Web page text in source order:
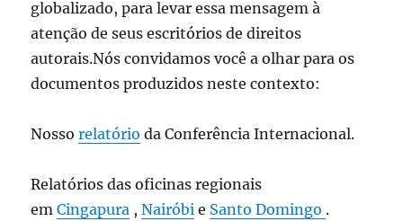
globalizado, para levar essa mensagem à
atenção de seus escritórios de direitos
autorais.Nós convidamos você a olhar para os
documentos produzidos neste contexto:
Nossorelatório da Conferência Internacional.
Relatórios das oficinas regionais
emCingapura ,Nairóbi e Santo Domingo .